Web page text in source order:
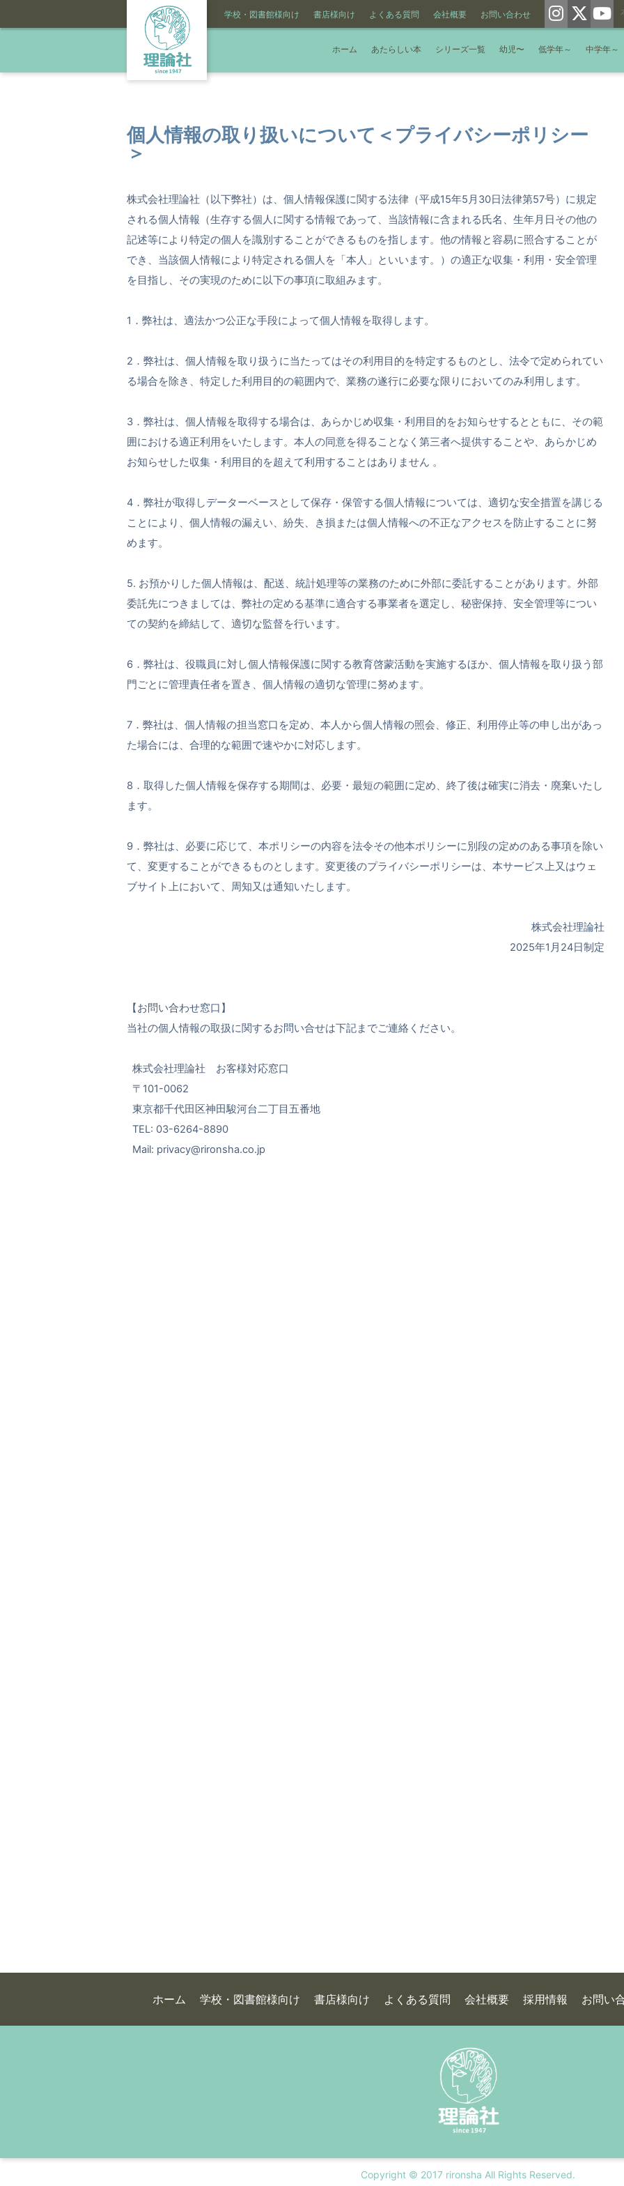
学校・図書館様向け 書店様向け よくある質問 会社概要 お問い合わせ
ホーム あたらしい本 シリーズ一覧 幼児〜 低学年～ 中学年～
個人情報の取り扱いについて＜プライバシーポリシー
＞
株式会社理論社（以下弊社）は、個人情報保護に関する法律（平成15年5月30日法律第57号）に規定
される個人情報（生存する個人に関する情報であって、当該情報に含まれる氏名、生年月日その他の
記述等により特定の個人を識別することができるものを指します。他の情報と容易に照合することが
でき、当該個人情報により特定される個人を「本人」といいます。）の適正な収集・利用・安全管理
を目指し、その実現のために以下の事項に取組みます。
1．弊社は、適法かつ公正な手段によって個人情報を取得します。
2．弊社は、個人情報を取り扱うに当たってはその利用目的を特定するものとし、法令で定められてい
る場合を除き、特定した利用目的の範囲内で、業務の遂行に必要な限りにおいてのみ利用します。
3．弊社は、個人情報を取得する場合は、あらかじめ収集・利用目的をお知らせするとともに、その範
囲における適正利用をいたします。本人の同意を得ることなく第三者へ提供することや、あらかじめ
お知らせした収集・利用目的を超えて利用することはありません 。
4．弊社が取得しデーターベースとして保存・保管する個人情報については、適切な安全措置を講じる
ことにより、個人情報の漏えい、紛失、き損または個人情報への不正なアクセスを防止することに努
めます。
5. お預かりした個人情報は、配送、統計処理等の業務のために外部に委託することがあります。外部
委託先につきましては、弊社の定める基準に適合する事業者を選定し、秘密保持、安全管理等につい
ての契約を締結して、適切な監督を行います。
6．弊社は、役職員に対し個人情報保護に関する教育啓蒙活動を実施するほか、個人情報を取り扱う部
門ごとに管理責任者を置き、個人情報の適切な管理に努めます。
7．弊社は、個人情報の担当窓口を定め、本人から個人情報の照会、修正、利用停止等の申し出があっ
た場合には、合理的な範囲で速やかに対応します。
8．取得した個人情報を保存する期間は、必要・最短の範囲に定め、終了後は確実に消去・廃棄いたし
ます。
9．弊社は、必要に応じて、本ポリシーの内容を法令その他本ポリシーに別段の定めのある事項を除い
て、変更することができるものとします。変更後のプライバシーポリシーは、本サービス上又はウェ
ブサイト上において、周知又は通知いたします。
株式会社理論社
2025年1月24日制定
【お問い合わせ窓口】
当社の個人情報の取扱に関するお問い合せは下記までご連絡ください。
株式会社理論社 お客様対応窓口
〒101-0062
東京都千代田区神田駿河台二丁目五番地
TEL: 03-6264-8890
Mail: privacy@rironsha.co.jp
ホーム 学校・図書館様向け 書店様向け よくある質問 会社概要 採用情報 お問い
Copyright © 2017 rironsha All Rights Reserved.